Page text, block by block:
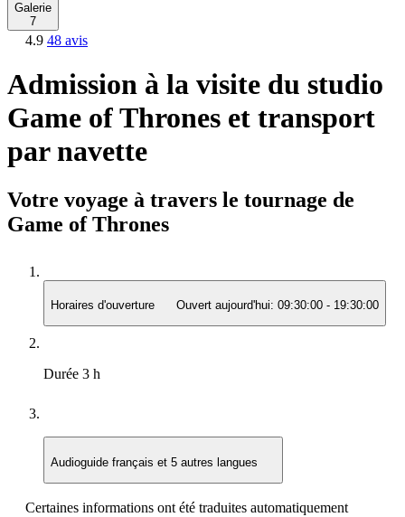
Galerie
7
4.9 48 avis
Admission à la visite du studio
Game of Thrones et transport
par navette
Votre voyage à travers le tournage de
Game of Thrones
Horaires d'ouverture Ouvert aujourd'hui: 09:30:00 - 19:30:00
Durée 3 h
Audioguide français et 5 autres langues
Certaines informations ont été traduites automatiquement